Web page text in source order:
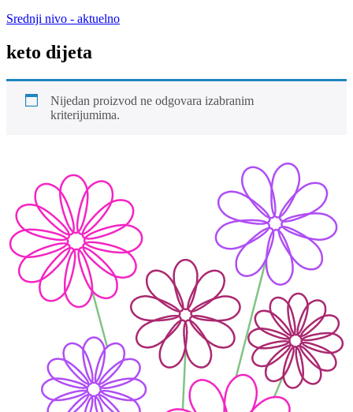
Srednji nivo - aktuelno
keto dijeta
Nijedan proizvod ne odgovara izabranim
kriterijumima.